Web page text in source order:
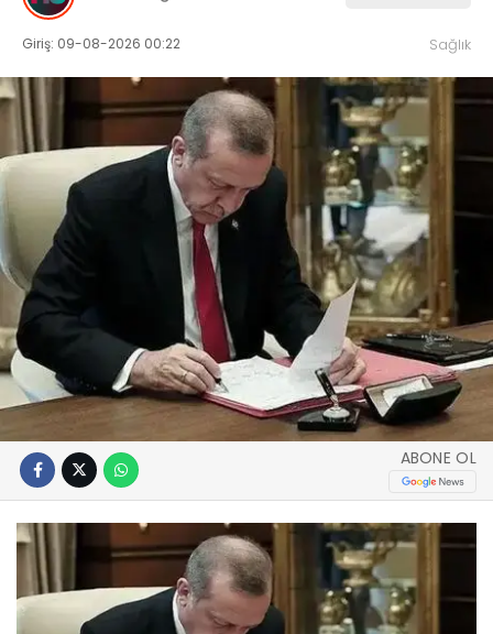
Giriş: 09-08-2026 00:22 Sağlık
ABONE OL